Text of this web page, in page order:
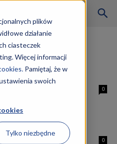
plików
działanie
ciasteczek
Więcej informacji
Pamiętaj, że w
swoich
Tylko niezbędne
0
AU.15 Wrocław
0